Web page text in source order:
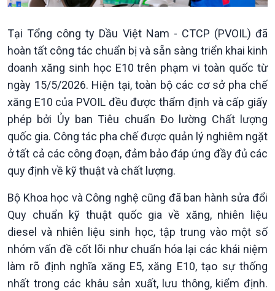
Kinh tế
Tin Kinh tế
Trước giờ mở cửa
Dòng chảy Kinh tế
Sức sống hàng Việt
Nông nghiệp & Biển đảo
Tin Nông nghiệp & Biển
đảo
Mùa vàng
Biển đảo Việt Nam
Tại Tổng công ty Dầu Việt Nam - CTCP (PVOIL) đã
hoàn tất công tác chuẩn bị và sẵn sàng triển khai kinh
doanh xăng sinh học E10 trên phạm vi toàn quốc từ
ngày 15/5/2026. Hiện tại, toàn bộ các cơ sở pha chế
xăng E10 của PVOIL đều được thẩm định và cấp giấy
phép bởi Ủy ban Tiêu chuẩn Đo lường Chất lượng
quốc gia. Công tác pha chế được quản lý nghiêm ngặt
ở tất cả các công đoạn, đảm bảo đáp ứng đầy đủ các
quy định về kỹ thuật và chất lượng.
Bộ Khoa học và Công nghệ cũng đã ban hành sửa đổi
Quy chuẩn kỹ thuật quốc gia về xăng, nhiên liệu
diesel và nhiên liệu sinh học, tập trung vào một số
nhóm vấn đề cốt lõi như chuẩn hóa lại các khái niệm
làm rõ định nghĩa xăng E5, xăng E10, tạo sự thống
nhất trong các khâu sản xuất, lưu thông, kiểm định.